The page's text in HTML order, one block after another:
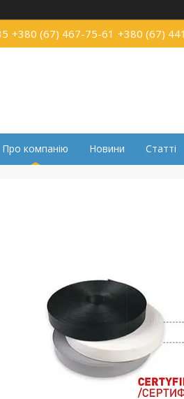
+380 (67) 467-75-61 +380 (67)
Про компанію Новини Статті